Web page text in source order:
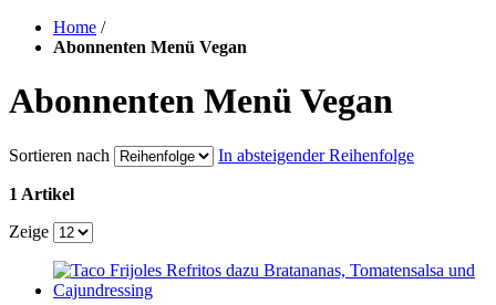
Home /
Abonnenten Menü Vegan
Abonnenten Menü Vegan
Sortieren nach In absteigender Reihenfolge
1 Artikel
Zeige